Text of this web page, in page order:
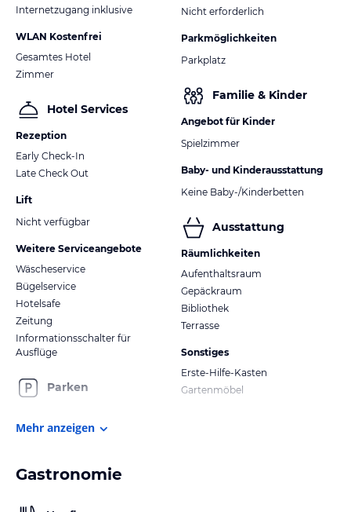
Internetzugang inklusive
WLAN Kostenfrei
Gesamtes Hotel
Zimmer
Hotel Services
Rezeption
Early Check-In
Late Check Out
Lift
Nicht verfügbar
Weitere Serviceangebote
Wäscheservice
Bügelservice
Hotelsafe
Zeitung
Informationsschalter für
Ausflüge
Parken
Nicht erforderlich
Parkmöglichkeiten
Parkplatz
Familie & Kinder
Angebot für Kinder
Spielzimmer
Baby- und Kinderausstattung
Keine Baby-/Kinderbetten
Ausstattung
Räumlichkeiten
Aufenthaltsraum
Gepäckraum
Bibliothek
Terrasse
Sonstiges
Erste-Hilfe-Kasten
Gartenmöbel
Mehr anzeigen
Gastronomie